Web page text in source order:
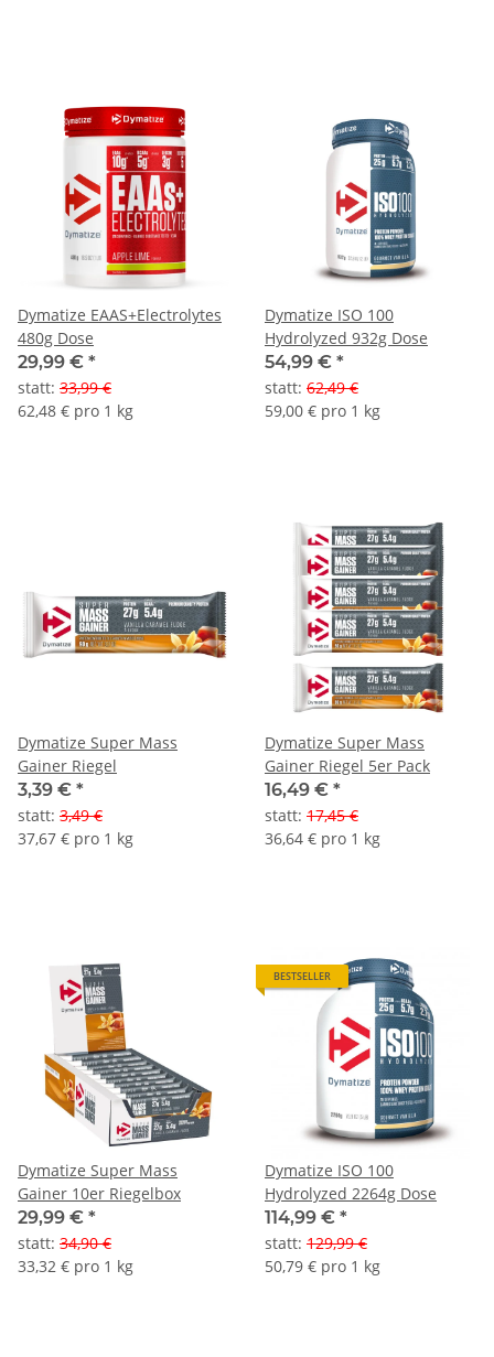
Dymatize EAAS+Electrolytes
480g Dose
29,99 € *
statt: 33,99 €
62,48 € pro 1 kg
Dymatize ISO 100
Hydrolyzed 932g Dose
54,99 € *
statt: 62,49 €
59,00 € pro 1 kg
Dymatize Super Mass
Gainer Riegel
3,39 € *
statt: 3,49 €
37,67 € pro 1 kg
Dymatize Super Mass
Gainer Riegel 5er Pack
16,49 € *
statt: 17,45 €
36,64 € pro 1 kg
Dymatize Super Mass
Gainer 10er Riegelbox
29,99 € *
statt: 34,90 €
33,32 € pro 1 kg
BESTSELLER
Dymatize ISO 100
Hydrolyzed 2264g Dose
114,99 € *
statt: 129,99 €
50,79 € pro 1 kg